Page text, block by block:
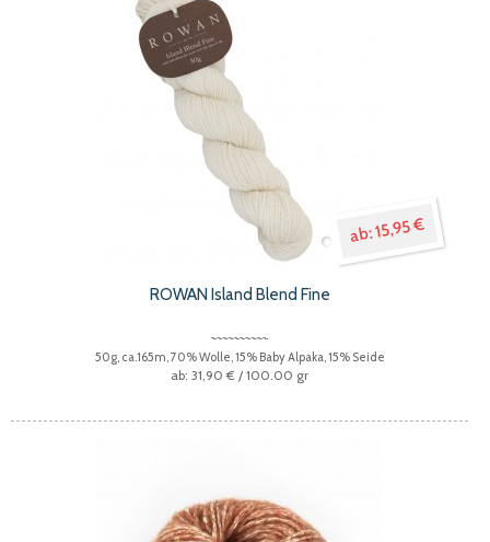
15,95 €
ROWAN Island Blend Fine
50g, ca.165m, 70% Wolle, 15% Baby Alpaka, 15% Seide
31,90 € / 100.00 gr